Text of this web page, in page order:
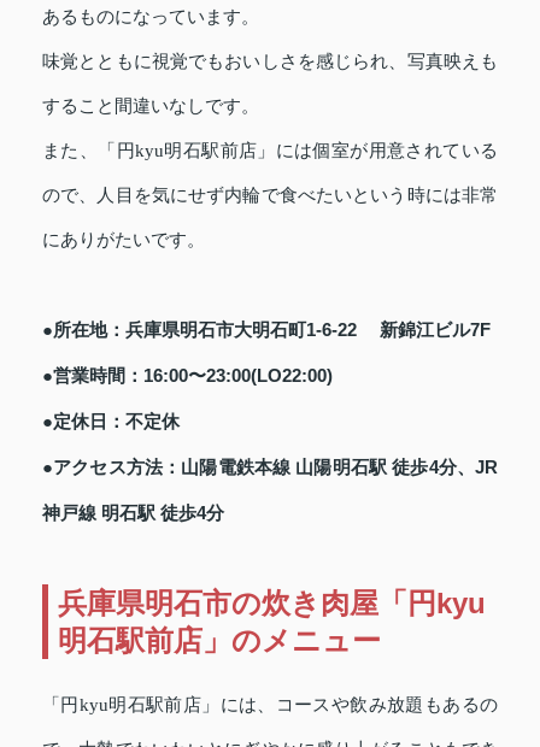
あるものになっています。
味覚とともに視覚でもおいしさを感じられ、写真映えも
すること間違いなしです。
また、「円kyu明石駅前店」には個室が用意されている
ので、人目を気にせず内輪で食べたいという時には非常
にありがたいです。
●所在地：兵庫県明石市大明石町1-6-22 新錦江ビル7F
●営業時間：16:00〜23:00(LO22:00)
●定休日：不定休
●アクセス方法：山陽電鉄本線 山陽明石駅 徒歩4分、JR
神戸線 明石駅 徒歩4分
兵庫県明石市の炊き肉屋「円kyu
明石駅前店」のメニュー
「円kyu明石駅前店」には、コースや飲み放題もあるの